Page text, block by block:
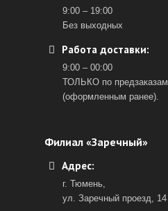
9:00 – 19:00
Без выходных
Работа доставки:
9:00 – 00:00
ТОЛЬКО по предзаказам
(оформленным ранее).
Филиал «Заречный»
Адрес:
г. Тюмень,
ул. Заречный проезд, 14